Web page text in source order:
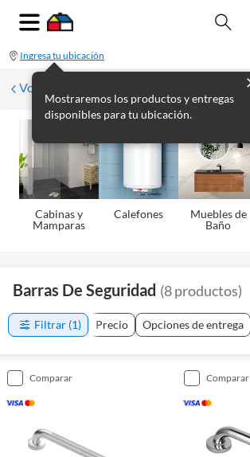
Ingresa tu ubicación
Mostraremos los productos y entregas
disponibles para tu ubicación.
Volver
Cabinas y
Mamparas
Calefones
Muebles de
Baño
Barras De Seguridad (8productos)
Filtrar (1) Precio Opciones de entrega
comparar comparar